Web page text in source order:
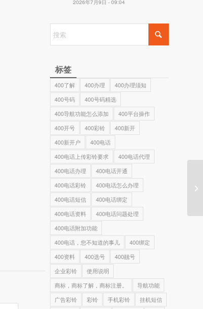
2026年7月9日 - 09:04
标签
400了解 400办理
400办理须知
400号码
400号码精选
400导航功能怎么添加
400平台操作
400开号
400彩铃
400新开
400新开户
400电话
400电话上传彩铃要求
400电话代理
400电话办理
400电话开通
400电话彩铃
400电话怎么办理
400电话短信
400电话绑定
400电话资料
400电话问题处理
400电话附加功能
400电话，您不知道的事儿
400绑定
400资料
400选号
400靓号
企业彩铃
使用说明
商标，商标了解，商标注册。
导航功能
广告彩铃
彩铃 手机彩铃
挂机短信